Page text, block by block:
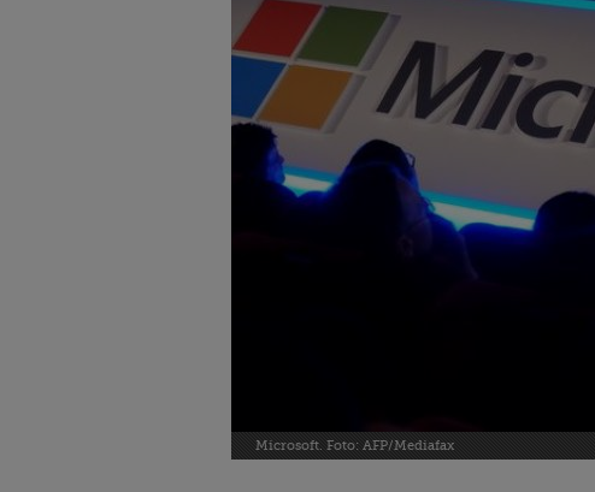
Microsoft. Foto: AFP/Mediafax